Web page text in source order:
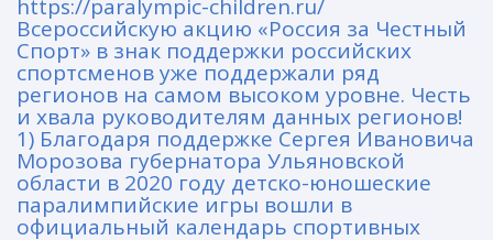
https://paralympic-children.ru/
Всероссийскую акцию «Россия за Честный
Спорт» в знак поддержки российских
спортсменов уже поддержали ряд
регионов на самом высоком уровне. Честь
и хвала руководителям данных регионов!
1) Благодаря поддержке Сергея Ивановича
Морозова губернатора Ульяновской
области в 2020 году детско-юношеские
паралимпийские игры вошли в
официальный календарь спортивных